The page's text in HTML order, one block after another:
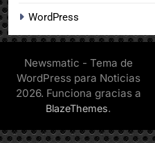
WordPress
Newsmatic - Tema de
WordPress para Noticias
2026. Funciona gracias a
BlazeThemes.